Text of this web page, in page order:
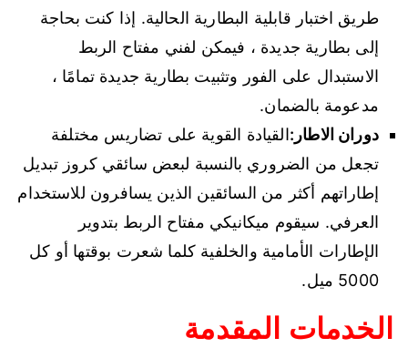
طريق اختبار قابلية البطارية الحالية. إذا كنت بحاجة
إلى بطارية جديدة ، فيمكن لفني مفتاح الربط
الاستبدال على الفور وتثبيت بطارية جديدة تمامًا ،
مدعومة بالضمان.
دوران الاطار:القيادة القوية على تضاريس مختلفة
تجعل من الضروري بالنسبة لبعض سائقي كروز تبديل
إطاراتهم أكثر من السائقين الذين يسافرون للاستخدام
العرفي. سيقوم ميكانيكي مفتاح الربط بتدوير
الإطارات الأمامية والخلفية كلما شعرت بوقتها أو كل
5000 ميل.
الخدمات المقدمة